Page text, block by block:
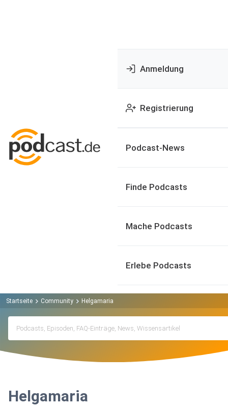
Anmeldung
Registrierung
Podcast-News
Finde Podcasts
Mache Podcasts
Erlebe Podcasts
Startseite Community Helgamaria
Helgamaria